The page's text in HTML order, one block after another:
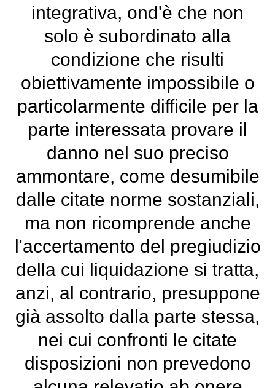
integrativa, ond'è che non
solo è subordinato alla
condizione che risulti
obiettivamente impossibile o
particolarmente difficile per la
parte interessata provare il
danno nel suo preciso
ammontare, come desumibile
dalle citate norme sostanziali,
ma non ricomprende anche
l'accertamento del pregiudizio
della cui liquidazione si tratta,
anzi, al contrario, presuppone
già assolto dalla parte stessa,
nei cui confronti le citate
disposizioni non prevedono